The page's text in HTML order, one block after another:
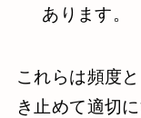
あります。
これらは頻度
き止めて適切